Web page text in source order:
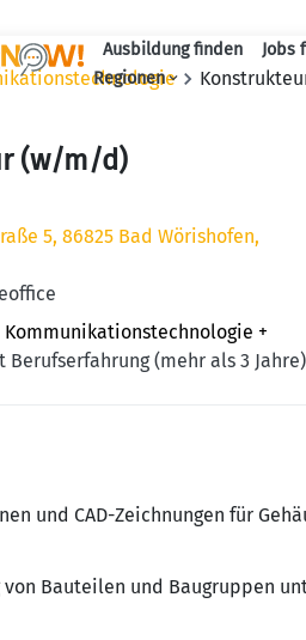
Ausbildung finden Jobs
Regionen
(w/m/d)
5, 86825 Bad Wörishofen,
+
Berufserfahrung (mehr als 3 Jahre)
und CAD-Zeichnungen für
Bauteilen und Baugruppen